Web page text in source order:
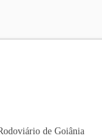
de Goiânia